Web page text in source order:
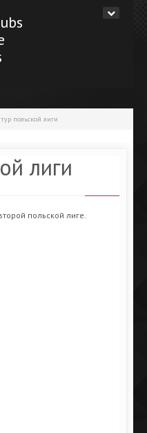
польской лиги
лиги
польской лиге.